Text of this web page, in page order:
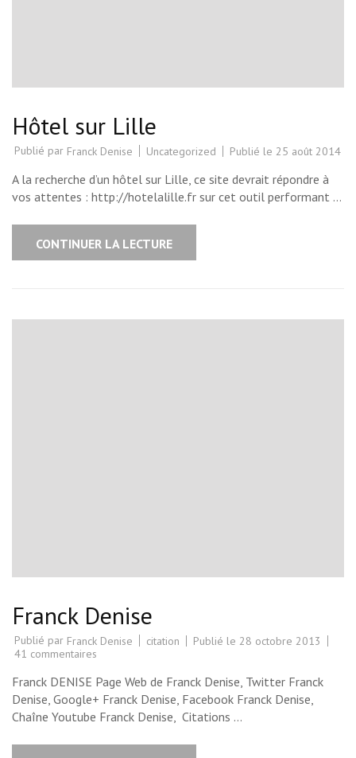
Hôtel sur Lille
Publié par Franck Denise Uncategorized Publié le 25 août 2014
A la recherche d’un hôtel sur Lille, ce site devrait répondre à
vos attentes : http://hotelalille.fr sur cet outil performant …
CONTINUER LA LECTURE
Franck Denise
Publié par Franck Denise citation Publié le 28 octobre 2013
41 commentaires
Denise
Franck DENISE Page Web de Franck Denise, Twitter Franck
Denise, Google+ Franck Denise, Facebook Franck Denise,
Chaîne Youtube Franck Denise, Citations …